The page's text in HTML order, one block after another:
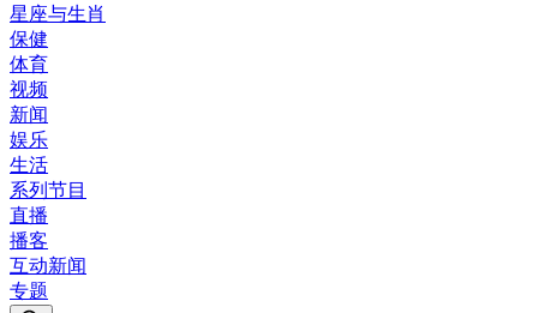
星座与生肖
保健
体育
视频
新闻
娱乐
生活
系列节目
直播
播客
互动新闻
专题